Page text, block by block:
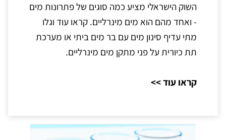
השוק הישראלי מציע כמה סוגים של פתרונות מים
- ואחד מהם הוא מים מינרליים. קראו עוד וגלו
מתי עדיף סינון מים עם בר מים ביתי או מערכת
תת כיורית על פני מתקן מים מינרליים.
קראו עוד >>